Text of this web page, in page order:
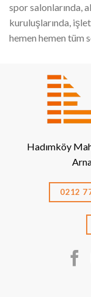
spor salonlarında,
kuruluşlarında,
hemen hemen tüm
Hadımköy
0212